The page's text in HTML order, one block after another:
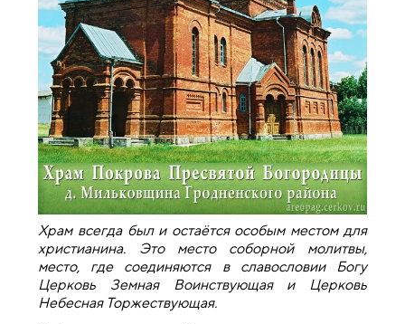
Храм всегда был и остаётся особым местом для
христианина. Это место соборной молитвы,
место, где соединяются в славословии Богу
Церковь Земная Воинствующая и Церковь
Небесная Торжествующая.